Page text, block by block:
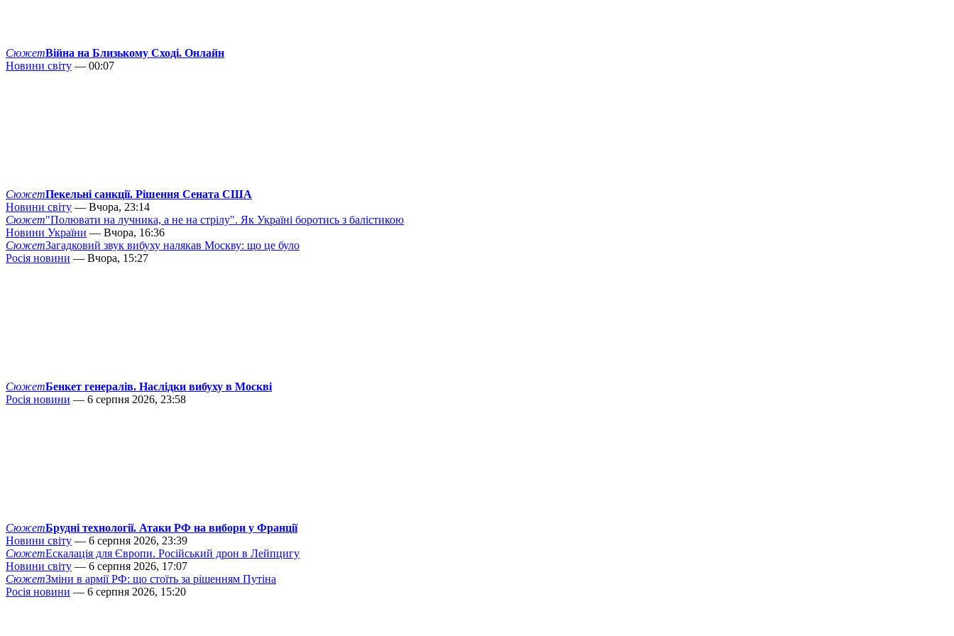
СюжетВійна на Близькому Сході. Онлайн
Новини світу — 00:07
СюжетПекельні санкції. Рішення Сената США
Новини світу — Вчора, 23:14
Сюжет"Полювати на лучника, а не на стрілу". Як Україні боротись з балістикою
Новини України — Вчора, 16:36
СюжетЗагадковий звук вибуху налякав Москву: що це було
Росія новини — Вчора, 15:27
СюжетБенкет генералів. Наслідки вибуху в Москві
Росія новини — 6 серпня 2026, 23:58
СюжетБрудні технології. Атаки РФ на вибори у Франції
Новини світу — 6 серпня 2026, 23:39
СюжетЕскалація для Європи. Російський дрон в Лейпцигу
Новини світу — 6 серпня 2026, 17:07
СюжетЗміни в армії РФ: що стоїть за рішенням Путіна
Росія новини — 6 серпня 2026, 15:20